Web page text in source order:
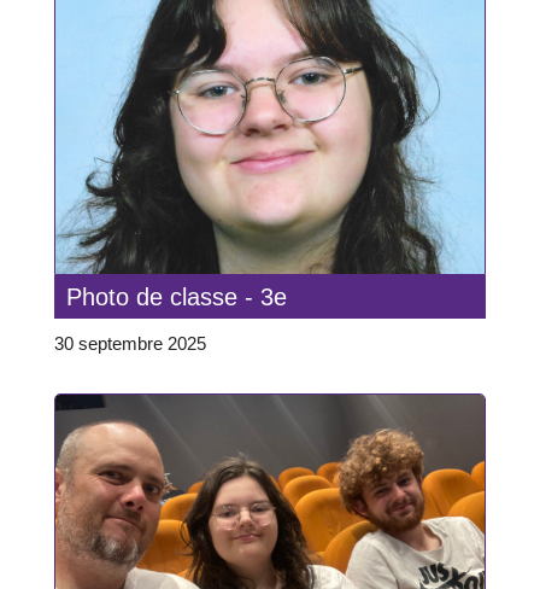
Photo de classe - 3e
30 septembre 2025